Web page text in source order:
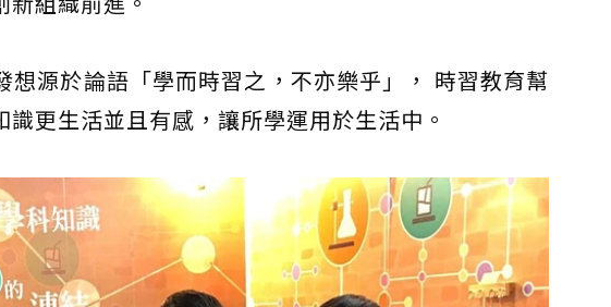
源於論語「學而時習之，不亦樂乎」， 時習教育幫
更生活並且有感，讓所學運用於生活中。